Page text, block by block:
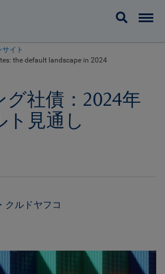
サイト
the default landscape in 2024
社債：2024年
ト見通し
クルドヤフコ